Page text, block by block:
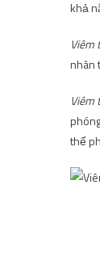
khả
Viêm
nhân
Viêm
thể